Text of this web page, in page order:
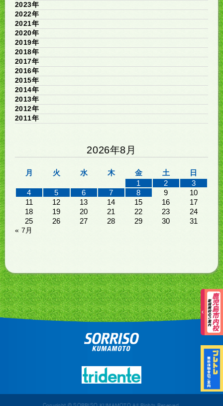
2023年
2022年
2021年
2020年
2019年
2018年
2017年
2016年
2015年
2014年
2013年
2012年
2011年
2026年8月
月 火 水 木 金 土
日
1
2
3
4
5 6 7 8 9
10
11
12 13 14 15 16
17
18
19 20 21 22 23
24
25
26 27 28 29 30 31
« 7月